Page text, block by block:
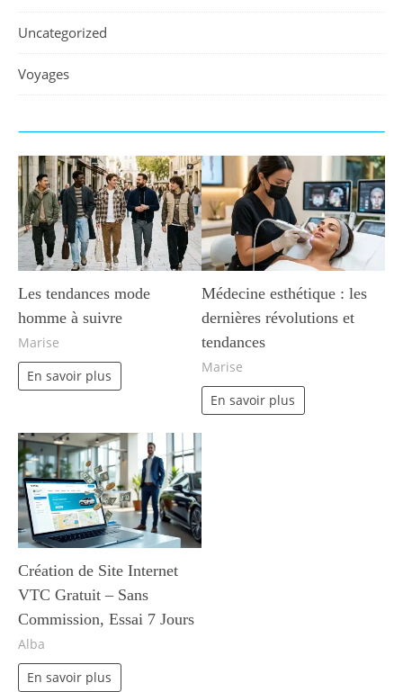
Uncategorized
Voyages
Les tendances mode
homme à suivre
Marise
En savoir plus
Médecine esthétique : les
dernières révolutions et
tendances
Marise
En savoir plus
Création de Site Internet
VTC Gratuit – Sans
Commission, Essai 7 Jours
Alba
En savoir plus